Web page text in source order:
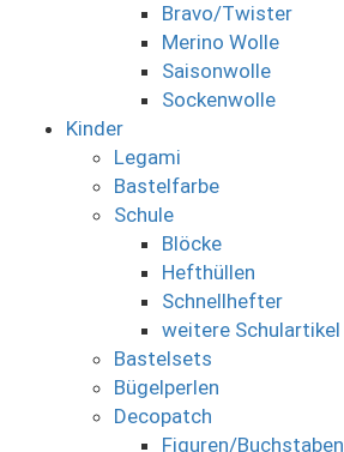
Bravo/Twister
Merino Wolle
Saisonwolle
Sockenwolle
Kinder
Legami
Bastelfarbe
Schule
Blöcke
Hefthüllen
Schnellhefter
weitere Schulartikel
Bastelsets
Bügelperlen
Decopatch
Figuren/Buchstaben